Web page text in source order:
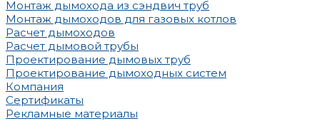
Монтаж дымохода из сэндвич труб
Монтаж дымоходов для газовых котлов
Расчет дымоходов
Расчет дымовой трубы
Проектирование дымовых труб
Проектирование дымоходных систем
Компания
Сертификаты
Рекламные материалы